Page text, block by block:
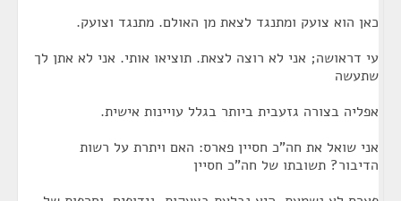
כאן הוא צועק ומתנגד לצאת מן האולם. מתנגד וצועק.
עי דראושה; אני לא רוצה לצאת. תוציאו אותי. אני לא אתן לך
שתעשה
אפליה בצורה גזעבית ביותר בגלל עויינות אישית.
אני שואל את חה"כ חסיין פארס: האם ויתרת על רשות
הדיבור? תשובתו של חה"כ חסיין